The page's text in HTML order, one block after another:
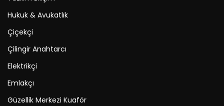
Hukuk & Avukatlık
Çiçekçi
Çilingir Anahtarcı
Elektrikçi
Emlakçı
Güzellik Merkezi Kuaför